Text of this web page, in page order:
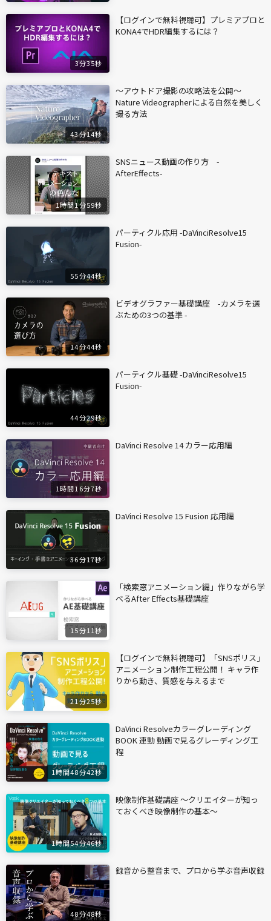
3分35秒
【ログインで無料視聴可】プレミアプロと
KONA4でHDR編集するには？
43分14秒
〜アウトドア撮影の攻略法を公開〜
Nature Videographerによる自然を美しく
撮る方法
1時間1分59秒
SNSニュース動画の作り方 -
AfterEffects-
55分44秒
パーティクル応用 -DaVinciResolve15
Fusion-
14分44秒
ビデオグラファー基礎講座 -カメラを選
ぶための3つの基準 -
44分29秒
パーティクル基礎 -DaVinciResolve15
Fusion-
1時間16分7秒
DaVinci Resolve 14 カラー応用編
36分17秒
DaVinci Resolve 15 Fusion 応用編
15分11秒
「検索窓アニメーション編」作りながら学
べるAfter Effects基礎講座
21分25秒
【ログインで無料視聴可】「SNSポリス」
アニメーション制作工程公開！ キャラ作
りから動き、質感を与えるまで
1時間48分42秒
DaVinci Resolveカラーグレーディング
BOOK 連動 動画で見るグレーディング工
程
1時間54分46秒
映像制作基礎講座 〜クリエイターが知っ
ておくべき映像制作の基本〜
48分48秒
録音から整音まで、プロから学ぶ音声収録